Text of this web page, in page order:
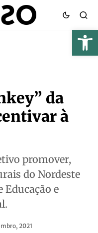
da
à
promover,
do Nordeste
Educação e
2021